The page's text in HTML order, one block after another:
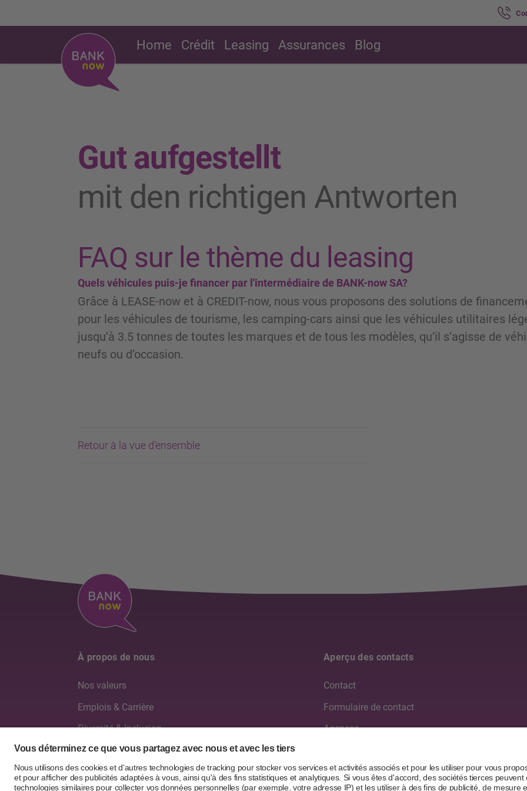
Home Crédit Leasing Assurances Blog
Gut aufgestellt
mit den richtigen Antworten
FAQ sur le thème du leasing
Quels véhicules puis-je financer par l'intermédiaire de BANK-now SA?
Grâce à LEASE-now et à CREDIT-now, nous vous proposons des solutions de
pour les véhicules de tourisme, les camping-cars ainsi que les véhicules utilitaires
jusqu’à 3.5 tonnes de toutes les marques et de tous les modèles, qu’il s’agisse de
neufs ou d’occasion.
Retour à la vue d’ensemble
À propos de nous
Nos valeurs
Emplois & Carrière
Diversité & Inclusion
Conseil d'administration & Direction générale
Rapports annuels
Aperçu des contacts
Contact
Formulaire de contact
Agences
Partenaires